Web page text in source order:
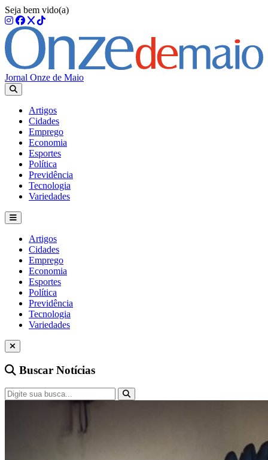
Seja bem vido(a)
Jornal Onze de Maio
Artigos
Cidades
Emprego
Economia
Esportes
Política
Previdência
Tecnologia
Variedades
Artigos
Cidades
Emprego
Economia
Esportes
Política
Previdência
Tecnologia
Variedades
Buscar Notícias